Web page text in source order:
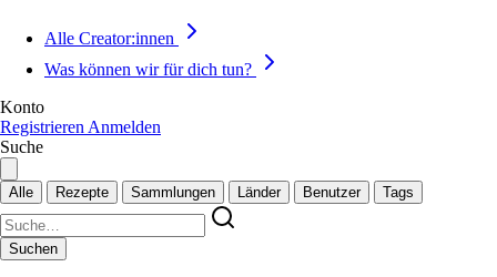
Alle Creator:innen
Was können wir für dich tun?
Konto
Registrieren Anmelden
Suche
Alle Rezepte Sammlungen Länder Benutzer Tags
Suchen